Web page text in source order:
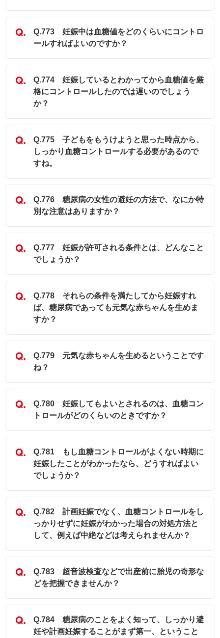
Q.773 妊娠中は血糖値をどのくらいにコントロ
ールすればよいのですか？
Q.774 妊娠しているとわかってから血糖値を厳
格にコントロールしたのでは遅いのでしょう
か？
Q.775 子どもをもうけようと思った時点から、
しっかり血糖コントロールする必要があるので
すね。
Q.776 糖尿病の女性の避妊の方法で、なにか特
別な注意はありますか？
Q.777 妊娠が許可される条件とは、どんなこと
でしょうか？
Q.778 それらの条件を満たしてから妊娠すれ
ば、糖尿病であっても元気な赤ちゃんを生めま
すか？
Q.779 元気な赤ちゃんを生めるということです
ね？
Q.780 妊娠してもよいとされるのは、血糖コン
トロールがどのくらいのときですか？
Q.781 もし血糖コントロールがよくない時期に
妊娠したことがわかったなら、どうすればよい
でしょうか？
Q.782 計画妊娠でなく、血糖コントロールをし
っかりせずに妊娠がわかった場合の対処方法と
して、例えば中絶などは考えられませんか？
Q.783 超音波検査などで出産前に胎児の奇形な
どを把握できませんか？
Q.784 糖尿病のことをよく知って、しっかり避
妊や計画妊娠することがまず第一、ということ